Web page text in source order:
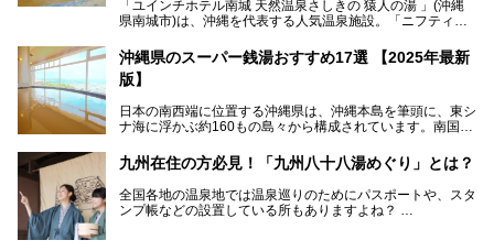
「ユインチホテル南城 天然温泉さしきの 猿人の湯 」(沖縄
県南城市)は、沖縄を代表する人気温泉施設。「ニフティ温
位を獲得し、平日・土日にかかわらず多くの常連客や温泉フ
ァンが訪れます。
ンに注目される存在。今回は貸切湯にスポットを当て、その
魅力を徹底解説します。
沖縄県のスーパー銭湯おすすめ17選 【2025年最新
版】
日本の南西端に位置する沖縄県は、沖縄本島を筆頭に、東シ
ナ海に浮かぶ約160もの島々から構成されています。南国な
ずの豊かな自然、独自の歴史や文化など、多くの人を惹きつ
けてやまない魅力あふれる観光県です。
そんな沖縄県のスーパー銭湯には、ホテル併設などリゾート
と同時に楽しめる施設が多くあります。日帰りでも旅行気分
九州在住の方必見！「九州八十八湯めぐり」とは？
全国各地の温泉地では温泉巡りのためにパスポートや、スタ
ンプ帳などの設置している所もありますよね？